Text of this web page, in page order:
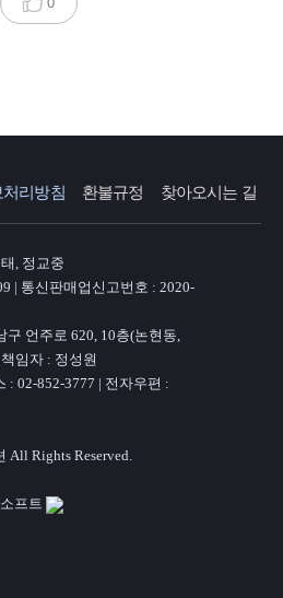
리방침 환불규정 찾아오시는 길
, 정교중
| 통신판매업신고번호 : 2020-
구 언주로 620, 10층(논현동,
임자 : 정성원
: 02-852-3777 | 전자우편 :
All Rights Reserved.
프트